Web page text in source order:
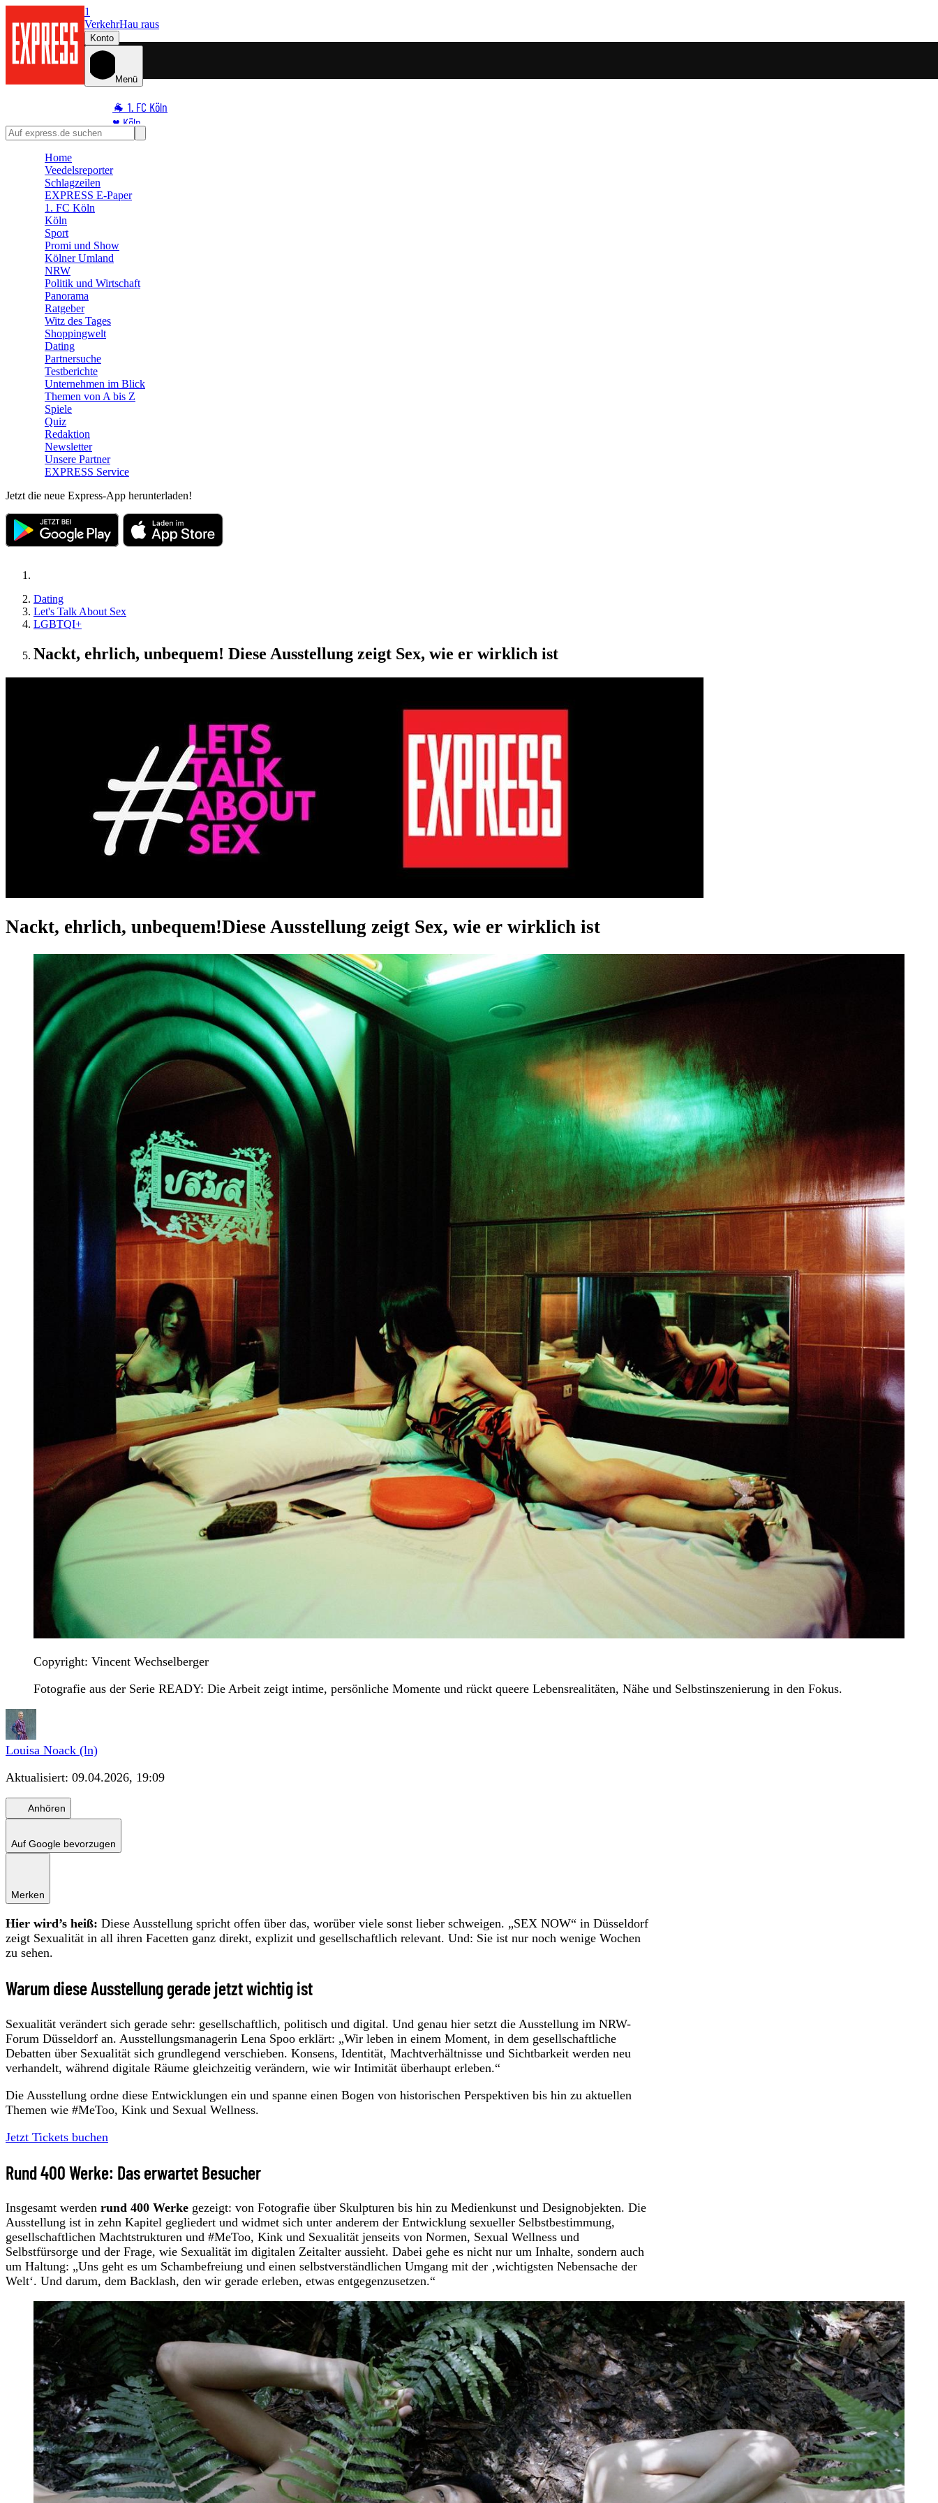
1
VerkehrHau raus
Konto
Menü
🐐 1. FC Köln
♥️ Köln
⭐ Promi
🛒 Shoppingwelt
🧩 Spiele
Home
Veedelsreporter
Schlagzeilen
EXPRESS E-Paper
1. FC Köln
Köln
Sport
Promi und Show
Kölner Umland
NRW
Politik und Wirtschaft
Panorama
Ratgeber
Witz des Tages
Shoppingwelt
Dating
Partnersuche
Testberichte
Unternehmen im Blick
Themen von A bis Z
Spiele
Quiz
Redaktion
Newsletter
Unsere Partner
EXPRESS Service
Jetzt die neue Express-App herunterladen!
Dating
Let's Talk About Sex
LGBTQI+
Nackt, ehrlich, unbequem! Diese Ausstellung zeigt Sex, wie er wirklich ist
Nackt, ehrlich, unbequem!Diese Ausstellung zeigt Sex, wie er wirklich ist
Copyright: Vincent Wechselberger
Fotografie aus der Serie READY: Die Arbeit zeigt intime, persönliche Momente und rückt queere Lebensrealitäten, Nähe und Selbstinszenierung in den Fokus.
Louisa Noack (ln)
Aktualisiert: 09.04.2026, 19:09
Anhören
Auf Google bevorzugen
Merken
Hier wird’s heiß: Diese Ausstellung spricht offen über das, worüber viele sonst lieber schweigen. „SEX NOW“ in Düsseldorf
zeigt Sexualität in all ihren Facetten ganz direkt, explizit und gesellschaftlich relevant. Und: Sie ist nur noch wenige Wochen
zu sehen.
Warum diese Ausstellung gerade jetzt wichtig ist
Sexualität verändert sich gerade sehr: gesellschaftlich, politisch und digital. Und genau hier setzt die Ausstellung im NRW-
Forum Düsseldorf an. Ausstellungsmanagerin Lena Spoo erklärt: „Wir leben in einem Moment, in dem gesellschaftliche
Debatten über Sexualität sich grundlegend verschieben. Konsens, Identität, Machtverhältnisse und Sichtbarkeit werden neu
verhandelt, während digitale Räume gleichzeitig verändern, wie wir Intimität überhaupt erleben.“
Die Ausstellung ordne diese Entwicklungen ein und spanne einen Bogen von historischen Perspektiven bis hin zu aktuellen
Themen wie #MeToo, Kink und Sexual Wellness.
Jetzt Tickets buchen
Rund 400 Werke: Das erwartet Besucher
Insgesamt werden rund 400 Werke gezeigt: von Fotografie über Skulpturen bis hin zu Medienkunst und Designobjekten. Die
Ausstellung ist in zehn Kapitel gegliedert und widmet sich unter anderem der Entwicklung sexueller Selbstbestimmung,
gesellschaftlichen Machtstrukturen und #MeToo, Kink und Sexualität jenseits von Normen, Sexual Wellness und
Selbstfürsorge und der Frage, wie Sexualität im digitalen Zeitalter aussieht. Dabei gehe es nicht nur um Inhalte, sondern auch
um Haltung: „Uns geht es um Schambefreiung und einen selbstverständlichen Umgang mit der ‚wichtigsten Nebensache der
Welt‘. Und darum, dem Backlash, den wir gerade erleben, etwas entgegenzusetzen.“